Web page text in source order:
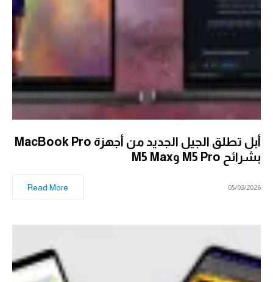
أبل تطلق الجيل الجديد من أجهزة MacBook Pro
بشرائح M5 Pro وM5 Max
05/03/2026
Read More